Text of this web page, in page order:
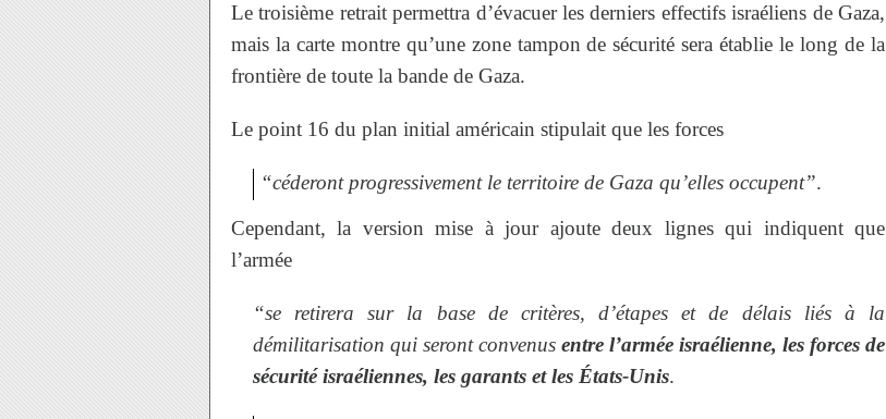
Le troisième retrait permettra d’évacuer les derniers effectifs israéliens de Gaza,
mais la carte montre qu’une zone tampon de sécurité sera établie le long de la
frontière de toute la bande de Gaza.
Le point 16 du plan initial américain stipulait que les forces
“céderont progressivement le territoire de Gaza qu’elles occupent”.
Cependant, la version mise à jour ajoute deux lignes qui indiquent que
l’armée
“se retirera sur la base de critères, d’étapes et de délais liés à la
démilitarisation qui seront convenus entre l’armée israélienne, les forces de
sécurité israéliennes, les garants et les États-Unis.